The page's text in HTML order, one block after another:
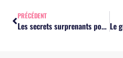
PRÉCÉDENT
Les secrets surprenants pour endormir bébé dans la douceur de vos bras